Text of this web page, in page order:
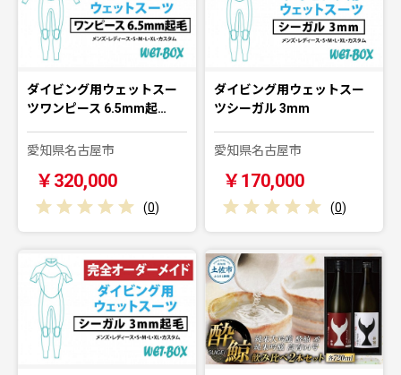
ダイビング用ウェットスー
ツワンピース 6.5mm起…
愛知県名古屋市
￥320,000
(0)
ダイビング用ウェットスー
ツシーガル 3mm
愛知県名古屋市
￥170,000
(0)